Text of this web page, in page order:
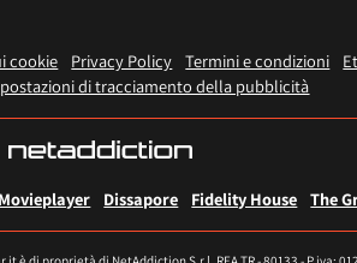
cookie Privacy Policy Termini e condizioni
di tracciamento della pubblicità
Movieplayer Dissapore Fidelity House The